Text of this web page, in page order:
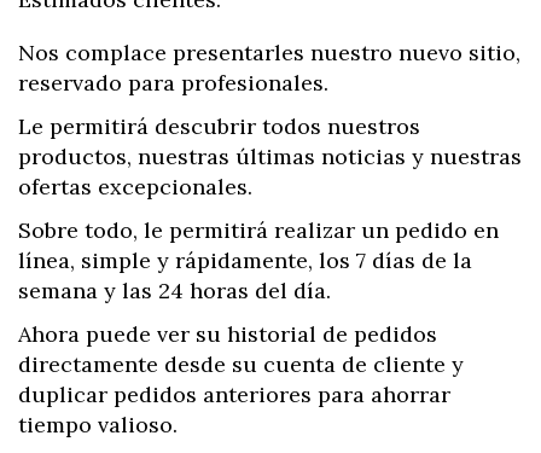
Nos complace presentarles nuestro nuevo sitio,
reservado para profesionales.
Le permitirá descubrir todos nuestros
productos, nuestras últimas noticias y nuestras
ofertas excepcionales.
Sobre todo, le permitirá realizar un pedido en
línea, simple y rápidamente, los 7 días de la
semana y las 24 horas del día.
Ahora puede ver su historial de pedidos
directamente desde su cuenta de cliente y
duplicar pedidos anteriores para ahorrar
tiempo valioso.